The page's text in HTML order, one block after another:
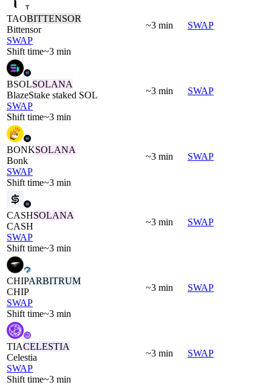
TAOBITTENSOR
Bittensor
SWAP
Shift time~3 min
~3 min SWAP
BSOLSOLANA
BlazeStake staked SOL
SWAP
Shift time~3 min
~3 min SWAP
BONKSOLANA
Bonk
SWAP
Shift time~3 min
~3 min SWAP
CASHSOLANA
CASH
SWAP
Shift time~3 min
~3 min SWAP
CHIPARBITRUM
CHIP
SWAP
Shift time~3 min
~3 min SWAP
TIACELESTIA
Celestia
SWAP
Shift time~3 min
~3 min SWAP